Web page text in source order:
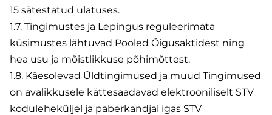
15 sätestatud ulatuses.
1.7. Tingimustes ja Lepingus reguleerimata
küsimustes lähtuvad Pooled Õigusaktidest ning
hea usu ja mõistlikkuse põhimõttest.
1.8. Käesolevad Üldtingimused ja muud Tingimused
on avalikkusele kättesaadavad elektrooniliselt STV
koduleheküljel ja paberkandjal igas STV